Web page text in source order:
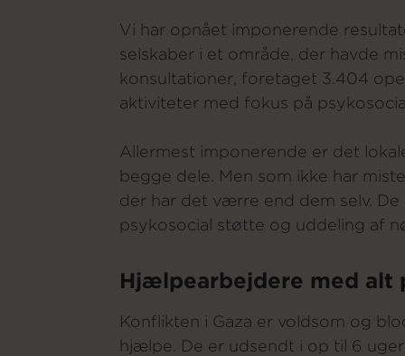
Vi har opnået imponerende
selskaber i et område, der havde
konsultationer, foretaget 3.404
aktiviteter med fokus på
Allermest imponerende er det
begge dele. Men som ikke har
der har det værre end dem selv.
psykosocial støtte og uddeling af
Hjælpearbejdere med alt
Konflikten i Gaza er voldsom og
hjælpe. De er udsendt i op til 6